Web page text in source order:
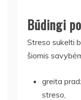
Būdingi
Streso sukelti
šiomis
greita
streso,